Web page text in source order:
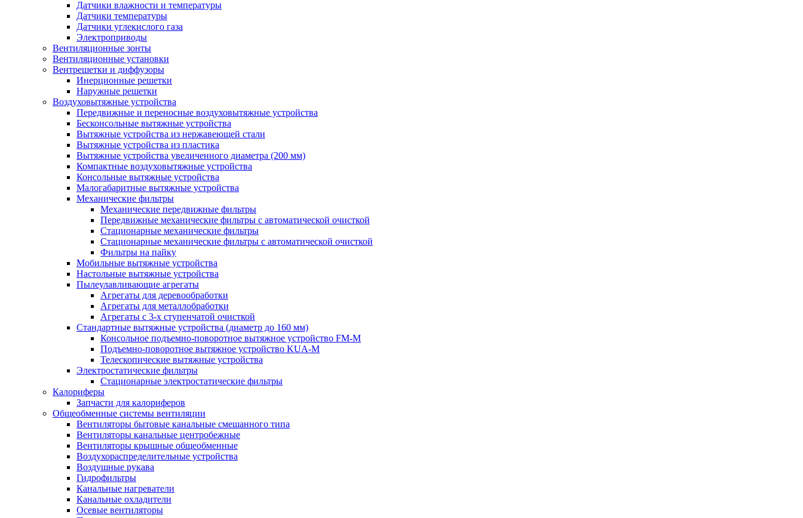
Датчики влажности и температуры
Датчики температуры
Датчики углекислого газа
Электроприводы
Вентиляционные зонты
Вентиляционные установки
Вентрешетки и диффузоры
Инерционные решетки
Наружные решетки
Воздуховытяжные устройства
Передвижные и переносные воздуховытяжные устройства
Бесконсольные вытяжные устройства
Вытяжные устройства из нержавеющей стали
Вытяжные устройства из пластика
Вытяжные устройства увеличенного диаметра (200 мм)
Компактные воздуховытяжные устройства
Консольные вытяжные устройства
Малогабаритные вытяжные устройства
Механические фильтры
Механические передвижные фильтры
Передвижные механические фильтры с автоматической очисткой
Стационарные механические фильтры
Стационарные механические фильтры с автоматической очисткой
Фильтры на пайку
Мобильные вытяжные устройства
Настольные вытяжные устройства
Пылеулавливающие агрегаты
Агрегаты для деревообработки
Агрегаты для металлобработки
Агрегаты с 3-х ступенчатой очисткой
Стандартные вытяжные устройства (диаметр до 160 мм)
Консольное подъемно-поворотное вытяжное устройство FM-M
Подъемно-поворотное вытяжное устройство KUA-M
Телескопические вытяжные устройства
Электростатические фильтры
Стационарные электростатические фильтры
Калориферы
Запчасти для калориферов
Общеобменные системы вентиляции
Вентиляторы бытовые канальные смешанного типа
Вентиляторы канальные центробежные
Вентиляторы крышные общеобменные
Воздухораспределительные устройства
Воздушные рукава
Гидрофильтры
Канальные нагреватели
Канальные охладители
Осевые вентиляторы